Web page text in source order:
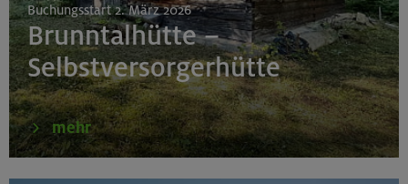
Buchungsstart 2. März 2026
Brunntalhütte –
Selbstversorgerhütte
mehr